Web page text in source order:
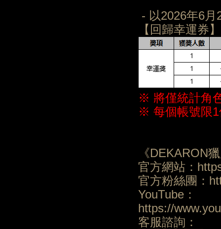
- 以2026年6
【回歸幸運券
※ 將僅統計角
※ 每個帳號限1
《DEKARON
官方網站：
官方粉絲團：
YouTube：
https://
客服諮詢：